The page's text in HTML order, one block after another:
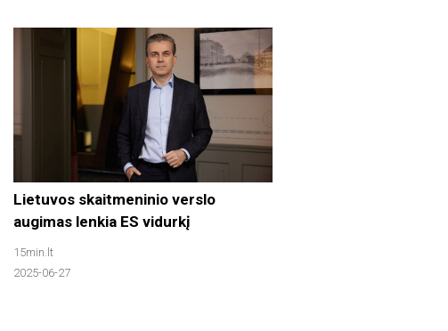
Lietuvos skaitmeninio verslo
augimas lenkia ES vidurkį
15min.lt
2025-06-27